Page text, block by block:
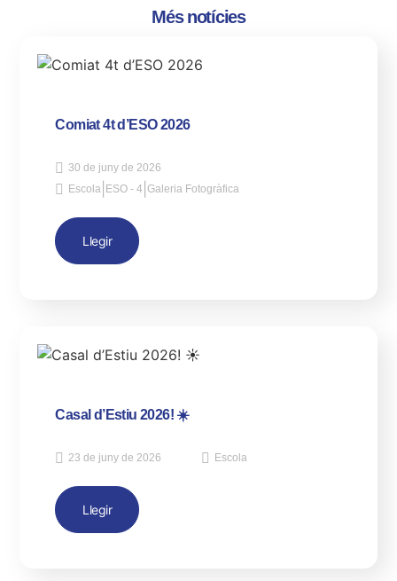
Més notícies
Comiat 4t d’ESO 2026
30 de juny de 2026
Escola ESO - 4 |Galeria Fotogràfica
Llegir
Casal d’Estiu 2026! ☀️
23 de juny de 2026 Escola
Llegir